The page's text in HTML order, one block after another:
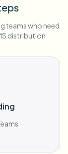
teams who need
distribution.